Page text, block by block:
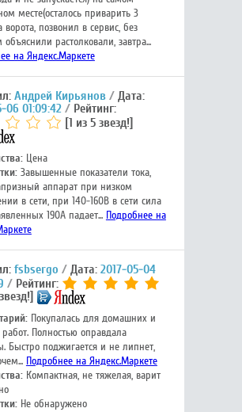
месте(осталось приварить 3
ворота, позвонил в сервис, без
растолковали, завтра...
на Яндекс.Маркете
Андрей Кирьянов Дата:
06 01:09:42
Рейтинг:
[1 из 5 звезд!]
Цена
Завышенные показатели тока,
аппарат при низком
в сети, при 140-160В в сети сила
190А падает... Подробнее на
fsbsergo Дата: 2017-05-04
Рейтинг:
Покупалась для домашних и
Полностью оправдала
Быстро поджигается и не липнет,
Подробнее на Яндекс.Маркете
Компактная, не тяжелая, варит
Не обнаружено